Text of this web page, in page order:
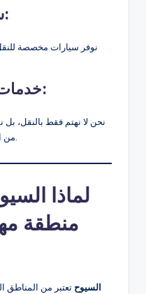
سيارات نقل حديثة:
نوفر سيارات مخصصة
خدمات تنظيف بعد النقل:
نحن لا نهتم فقط بالنقل، بل
من العمل لتركه نظيفًا وجاهزًا للاستخدام.
منطقة
السيوح تعتبر من المناطق